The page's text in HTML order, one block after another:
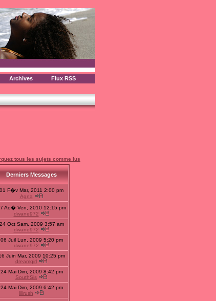
Archives Flux RSS
tous les sujets comme lus
Derniers Messages
01 F�v Mar, 2011 2:00 pm
Agna
Ao� Ven, 2010 12:15 pm
dwane972
24 Oct Sam, 2009 3:57 am
dwane972
06 Juil Lun, 2009 5:20 pm
dwane972
Juin Mar, 2009 10:25 pm
dreamgirl
24 Mai Dim, 2009 8:42 pm
SouthSis
24 Mai Dim, 2009 6:42 pm
lilirush